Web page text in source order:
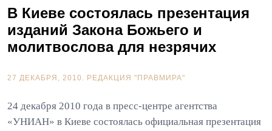
В Киеве состоялась презентация
изданий Закона Божьего и
молитвослова для незрячих
27 ДЕКАБРЯ, 2010. РЕДАКЦИЯ "ПРАВМИРА"
24 декабря 2010 года в пресс-центре агентства
«УНИАН» в Киеве состоялась официальная презентация